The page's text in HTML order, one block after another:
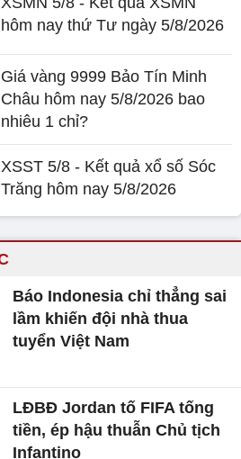
hôm nay thứ Tư ngày 5/8/2026
Giá vàng 9999 Bảo Tín Minh
Châu hôm nay 5/8/2026 bao
nhiêu 1 chỉ?
XSST 5/8 - Kết quả xổ số Sóc
Trăng hôm nay 5/8/2026
Báo Indonesia chỉ thẳng sai
lầm khiến đội nhà thua
tuyển Việt Nam
LĐBĐ Jordan tố FIFA tống
tiền, ép hậu thuẫn Chủ tịch
Infantino